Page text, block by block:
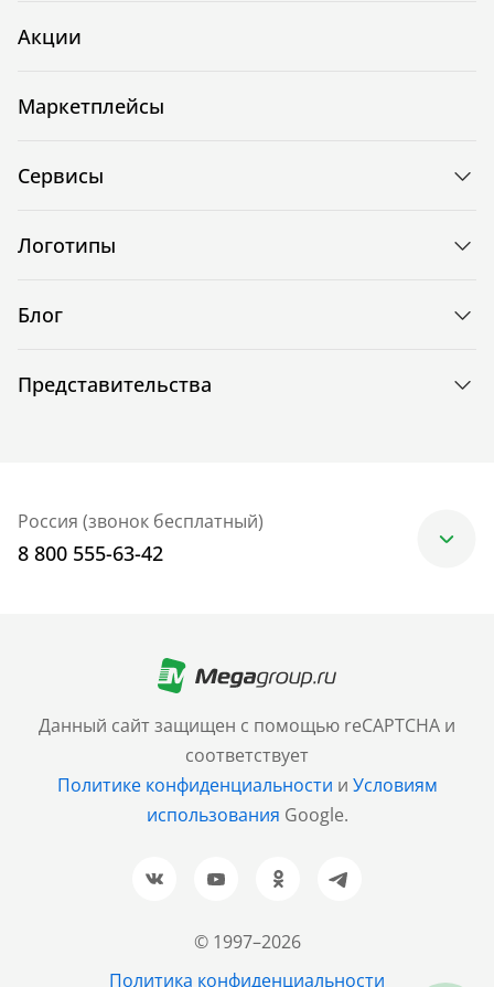
© 1997–2026
Политика конфиденциальности
Данный сайт защищен с помощью reCAPTCHA и
соответствует
Политике конфиденциальности и Условиям
использования Google.
Акции
Маркетплейсы
Сервисы
Логотипы
Блог
Представительства
Россия (звонок бесплатный)
8 800 555-63-42
+7 (499) 705-30-10
Санкт-Петербург
+7 (812) 600-77-33
Барнаул
+7 (961) 999-93-93
Новосибирск